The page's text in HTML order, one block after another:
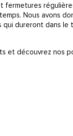
Nous avons
dureront dans le
et découvrez nos